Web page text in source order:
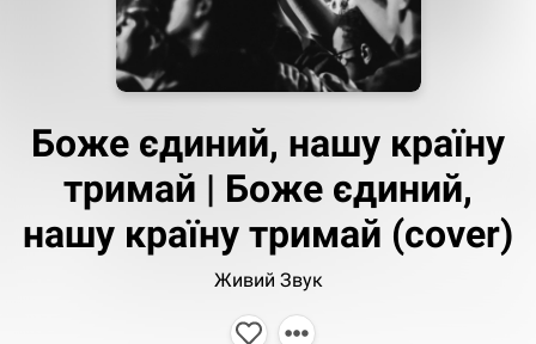
Боже єдиний, нашу країну
тримай | Боже єдиний,
нашу країну тримай (cover)
Живий Звук